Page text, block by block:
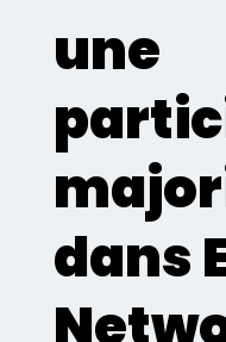
une
dans